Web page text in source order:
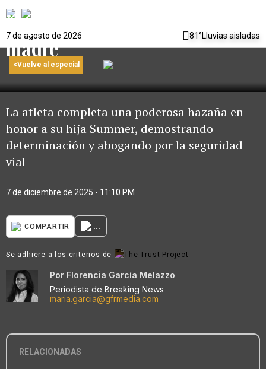
7 de agosto de 2026 81°Lluvias aisladas
<Vuelve al especial
impulsada por el amor de
madre
La atleta completa una poderosa hazaña en
honor a su hija Summer, demostrando
determinación y abogando por la seguridad
vial
7 de diciembre de 2025 - 11:10 PM
COMPARTIR ...
Se adhiere a los criterios de
Por Florencia García Melazzo
Periodista de Breaking News
maria.garcia@gfrmedia.com
RELACIONADAS